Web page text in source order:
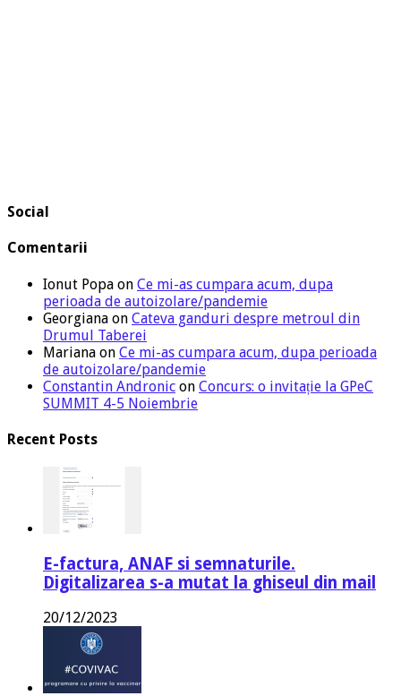
Social
Comentarii
Ionut Popa on Ce mi-as cumpara acum, dupa
perioada de autoizolare/pandemie
Georgiana on Cateva ganduri despre metroul din
Drumul Taberei
Mariana on Ce mi-as cumpara acum, dupa perioada
de autoizolare/pandemie
Constantin Andronic on Concurs: o invitație la GPeC
SUMMIT 4-5 Noiembrie
Recent Posts
E-factura, ANAF si semnaturile.
Digitalizarea s-a mutat la ghiseul din mail
20/12/2023